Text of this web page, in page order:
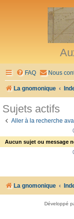
FAQ Nous
La gnomonique
Sujets actifs
Aller à la recherche
Aucun sujet ou message
La gnomonique
Développé